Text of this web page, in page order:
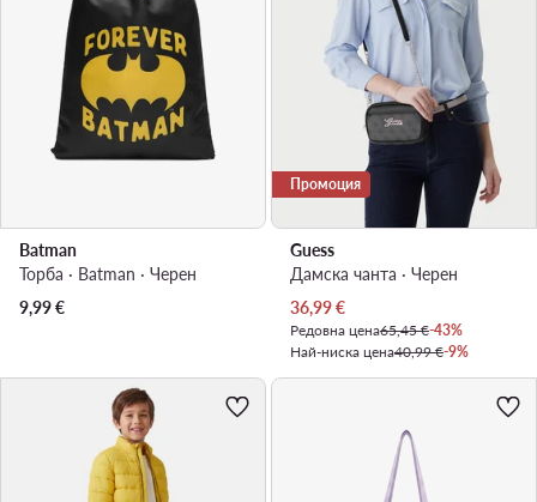
Batman
Торба · Batman · Черен
9,99€
Промоция
Guess
Дамска чанта · Черен
Актуална цена
36,99€
Редовна цена65,45 €-43%
Най-ниска цена40,99 €-9%